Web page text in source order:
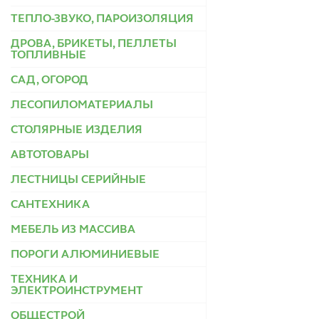
ТЕПЛО-ЗВУКО, ПАРОИЗОЛЯЦИЯ
ДРОВА, БРИКЕТЫ, ПЕЛЛЕТЫ
ТОПЛИВНЫЕ
САД, ОГОРОД
ЛЕСОПИЛОМАТЕРИАЛЫ
СТОЛЯРНЫЕ ИЗДЕЛИЯ
АВТОТОВАРЫ
ЛЕСТНИЦЫ СЕРИЙНЫЕ
САНТЕХНИКА
МЕБЕЛЬ ИЗ МАССИВА
ПОРОГИ АЛЮМИНИЕВЫЕ
ТЕХНИКА И
ЭЛЕКТРОИНСТРУМЕНТ
ОБЩЕСТРОЙ